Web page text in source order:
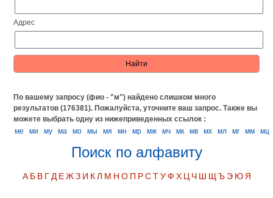
Адрес
По вашему запросу (фио - "м") найдено слишком много
результатов (176381). Пожалуйста, уточните ваш запрос.Также вы
можете выбрать одну из нижеприведенных ссылок :
ме
ми му ма мо мы мя мн мр мж мч мк мв мх мл мг мм мц
Поиск по алфавиту
А Б В Г Д Е Ж З И К Л М Н О П Р С Т У Ф Х Ц Ч Ш Щ Ъ Э Ю Я